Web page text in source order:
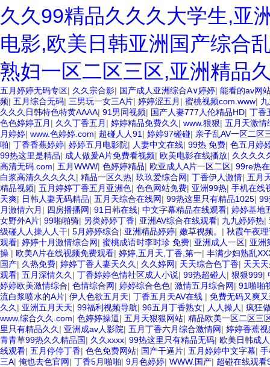
久久99精品久久久大学生,亚
电影,欧美日韩亚洲国产综合
熟妇一区二区三区,亚洲精品
五月婷婷无码专区| 久久宗合影| 国产成人亚洲综合A∨婷婷| 能看的av网
频| 五月综合无码| 三男玩一女三A片| 婷婷涩五月 | 蜜桃视频com.www|
久久久日韩特色特黄AAAA| 91男同视频| 国产人妻777人伦精品HD| 丁香
色色婷婷五月 | 久久丁香五月 | 婷婷精品免费久久 | www.狠狠| 五月天激情
月婷婷| www.色婷婷.com| 超碰人人91 | 婷婷97碰碰| 亲子乱AV一区二区
啪| 丁香香蕉婷婷| 婷婷五月电影院| 人妻中文在线| 99热 免费| 色五月婷
99热这里是精品| 成人做爰A片免费看视频| 欧美电影在线播放| 久久久久
高清无码.com| 五月WWW| 色婷婷精品| 欧亚成人A片一区二区| 99re热
白浆高清久久久久久 | 精品一区久热| 玖玖爱综合网| 丁香伊人激情| 五月
精品视频| 五月婷婷丁香五月亚洲色| 色色网站免费| 亚洲99热| 手机在线
天爽| 日韩人妻无码精品| 五月天综合在线网| 99热这里只有精品1025|
月激情六月 | 四房播播网| 91日韩在线| 中文字幕精品在线观看| 婷婷基地
女野外A片| 99啪啪骑| 另类婷婷丁香| 亚洲AV综合在线观看| 九九婷婷热|
级碰人人操人人干| 5月婷婷综合| 亚洲精品婷婷| 嫩草视频。 | 秋霞午夜
观看| 婷婷十月激情综合网| 蜜桃成语时李时珍 免费| 亚洲成人一区| 亚洲
操 | 欧美A片在线视频免费观看| 婷婷,五月天,丁香,第一| 丰满少妇熟乱
国产| 久热免费| 婷婷丁香人妻天久久 | 久久婷网| 天天综合色丁香| 天天
观看| 五月深情久久 | 丁香婷婷色情社区成人小说| 99热超碰人 | 狠狠999|
婷婷欧美激情综合| 色情综合网| 婷婷综合色色| 激情五月综合网| 91啪啪
流白浆喷水的A片| 伊人色欲五月天| 丁香五月天AV在线 | 免费无码又爽
久久 | 亚洲五月天天| 99福利视频导航| 96五月丁香熟女| 人人操人 | 疯狂
www.综合久久.com| 色婷婷操逼| 五月天狠狠网站| 精品欧美一区二区三
里只有精品久久 | 亚洲成av人影院| 五月丁香六月综合激情网| 婷婷香蕉视
青青草99热久久精品国| 久久xxxx| 99热这里只有精品无码| 欧美日韩成
线观看| 五月停停丁香| 色色免费网站| 国产干逼片| 五月婷婷中文字幕|
三A| 俺也去色官网| 丁香5月啪啪| 9月色婷婷| WWW.国产| 超碰在线观看